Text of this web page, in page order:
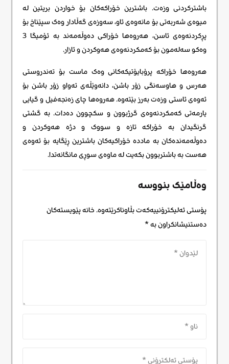
باشترکردنی وزەت. باشترین خۆراکەکان بۆ خواردن بریتین لە
میوەی شەربەتی بۆ مانەوەی ئاو، سەوزەی گەڵادار وەک سپێناخ بۆ
پڕکردنەوەی ئاسن، هەروەها خۆراکی دەوڵەمەند بە ئۆمیگا 3
وەکو سەلەمون بۆ کەمکردنەوەی هەوکردن و ئازار.
هەروەها خۆراکە پرۆبایۆتیکەکانی وەک ماست بۆ تەندروستی
هەرس و هاوسەنگی زۆر باشن، دانەوێڵەی تەواو زۆر باشن بۆ
ئەوەی ئاستی وزەت بەرز بێتەوە. هەروەها چای زەنجەفیل و گیایی
یارمەتی کەمکردنەوەی گرژبوون و سکچوون دەدات. بە گشتی
گرنگیدان بە خۆراکە تازە و سووک و دژە هەوکردن و
دەوڵەمەندەکان بە ماددە خۆراکیەکان باشترین ڕێگایە بۆ ئەوەی
هەست بە باشتربوون بکەیت لە ماوەی سوڕی مانگانەتدا.
وەڵامێک بنووسە
پۆستی ئەلیکترۆنییەکەت بڵاوناکرێتەوە.خانە پێویستەکان
دەستنیشانکراون بە*